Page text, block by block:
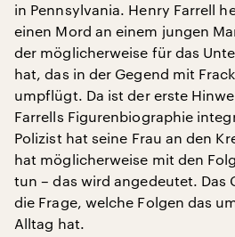
in Pennsylvania. Henry Farrell
einen Mord an einem jungen
der möglicherweise für das
hat, das in der Gegend mit
umpflügt. Da ist der erste
Farrells Figurenbiographie
Polizist hat seine Frau an den
hat möglicherweise mit den
tun – das wird angedeutet. Das
die Frage, welche Folgen das
Alltag hat.